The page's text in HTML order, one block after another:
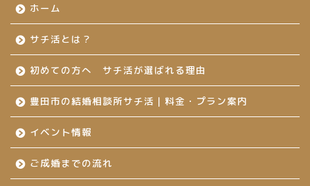
ホーム
サチ活とは？
初めての方へ サチ活が選ばれる理由
豊田市の結婚相談所サチ活｜料金・プラン案内
イベント情報
ご成婚までの流れ